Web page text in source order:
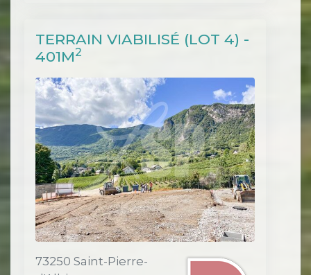
TERRAIN VIABILISÉ (LOT 4) -
401M2
73250 Saint-Pierre-